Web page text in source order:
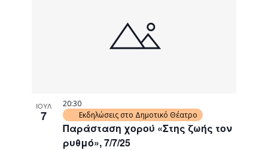
ΙΟΥΛ
7
Παράσταση χορού «Στης ζωής τον
ρυθμό», 7/7/25
20:30
Εκδηλώσεις στο Δημοτικό Θέατρο